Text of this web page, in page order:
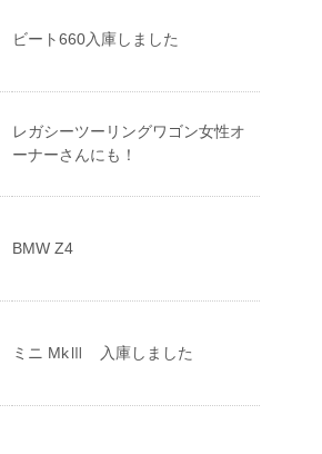
ビート660入庫しました
レガシーツーリングワゴン女性オ
ーナーさんにも！
BMW Z4
ミニ MkⅢ 入庫しました